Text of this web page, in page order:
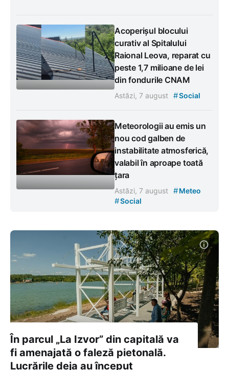
Acoperișul blocului
curativ al Spitalului
Raional Leova, reparat cu
peste 1,7 milioane de lei
din fondurile CNAM
Astăzi, 7 august #Social
Meteorologii au emis un
nou cod galben de
instabilitate atmosferică,
valabil în aproape toată
țara
Astăzi, 7 august #Meteo
#Social
În parcul „La Izvor” din capitală va
fi amenajată o faleză pietonală.
Lucrările deja au început